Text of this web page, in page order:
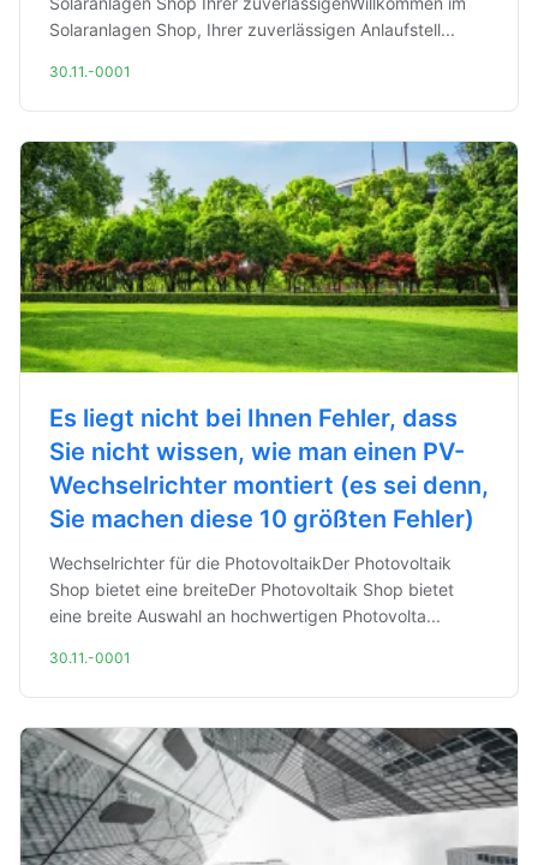
Solaranlagen Shop, Ihrer zuverlässigen Anlaufstell...
30.11.-0001
Es liegt nicht bei Ihnen Fehler, dass
Sie nicht wissen, wie man einen PV-
Wechselrichter montiert (es sei denn,
Sie machen diese 10 größten Fehler)
Wechselrichter für die PhotovoltaikDer Photovoltaik
Shop bietet eine breiteDer Photovoltaik Shop bietet
eine breite Auswahl an hochwertigen Photovolta...
30.11.-0001